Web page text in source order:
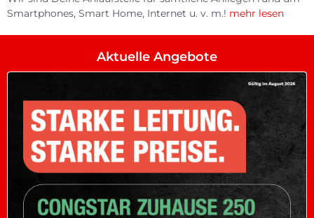
Smartphones, Smart Home, Internet u. v. m.! mehr lesen
Aktuelle Angebote